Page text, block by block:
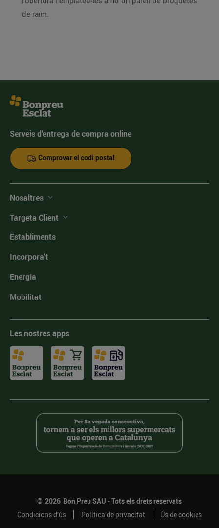
de raïm.
Serveis d'entrega de compra online
Comprovar el codi postal
Nosaltres
Targeta Client
Establiments
Incorpora't
Energia
Mobilitat
Les nostres apps
© 2026 Bon Preu SAU - Tots els drets reservats
Condicions d’ús
Política de privacitat Ús de cookies